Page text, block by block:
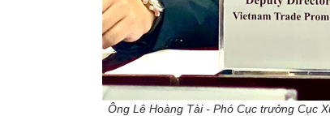
Ông Lê Hoàng Tài - Phó Cục trưởng Cục